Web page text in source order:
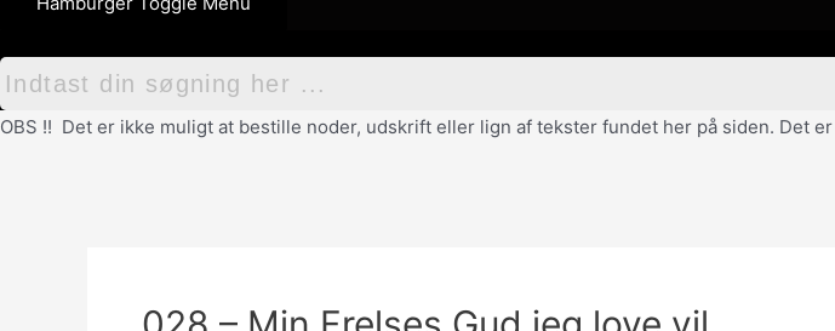
OBS !! Det er ikke muligt at bestille noder, udskrift eller lign af tekster fundet her på siden. Det